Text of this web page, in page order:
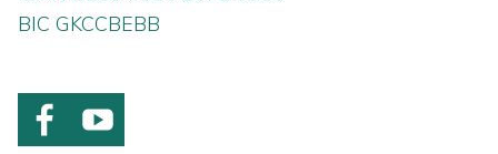
BIC GKCCBEBB